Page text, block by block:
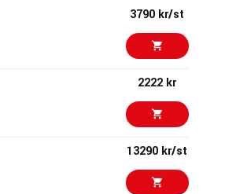
3790 kr/st
2222 kr
13290 kr/st